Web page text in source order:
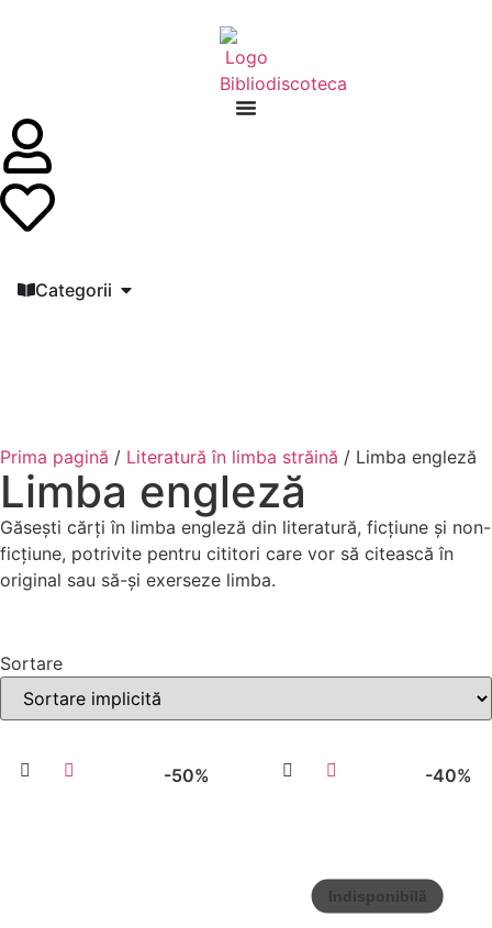
Categorii
Prima pagină / Literatură în limba străină / Limba engleză
Limba engleză
Găsești cărți în limba engleză din literatură, ficțiune și non-
ficțiune, potrivite pentru cititori care vor să citească în
original sau să-și exerseze limba.
Sortare
-50% -40%